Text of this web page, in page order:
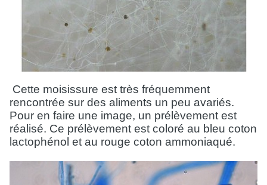
Cette moisissure est très fréquemment
rencontrée sur des aliments un peu avariés.
Pour en faire une image, un prélèvement est
réalisé. Ce prélèvement est coloré au bleu coton
lactophénol et au rouge coton ammoniaqué.